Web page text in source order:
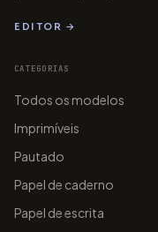
papergens.com
1 2 3
1 2 3
papergens.com
EDITOR →
CATEGORIAS
Todos os modelos
Imprimíveis
Pautado
Papel de caderno
Papel de escrita